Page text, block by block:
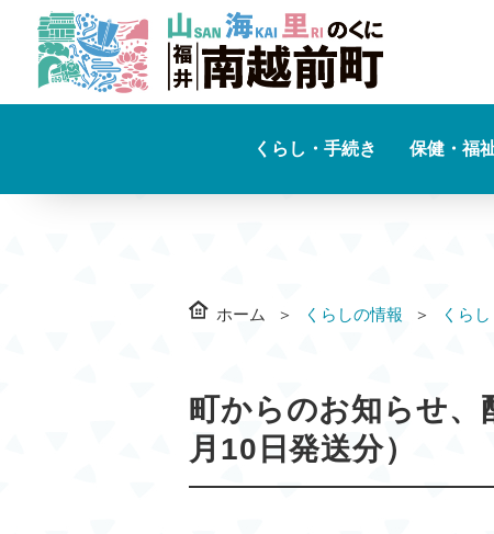
くらし・手続き 保健・福
ホーム くらしの情報 くらし
町からのお知らせ、
月10日発送分）